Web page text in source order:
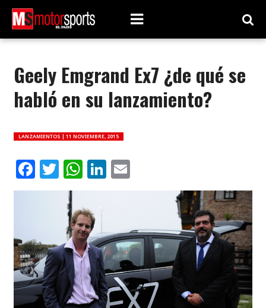
Geely Emgrand Ex7 ¿de qué se
habló en su lanzamiento?
LANZAMIENTOS | 11 NOVIEMBRE, 2015
Facebook
Twitter
WhatsApp
LinkedIn
Email